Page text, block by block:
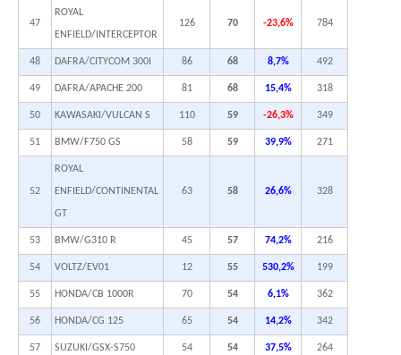
47
ROYAL
ENFIELD/INTERCEPTOR
126 70 -23,6% 784
48 DAFRA/CITYCOM 300I 86 68 8,7% 492
49 DAFRA/APACHE 200 81 68 15,4% 318
50 KAWASAKI/VULCAN S 110 59 -26,3% 349
51 BMW/F750 GS 58 59 39,9% 271
52
ROYAL
ENFIELD/CONTINENTAL
GT
63 58 26,6% 328
53 BMW/G310 R 45 57 74,2% 216
54 VOLTZ/EV01 12 55 530,2% 199
55 HONDA/CB 1000R 70 54 6,1% 362
56 HONDA/CG 125 65 54 14,2% 342
57 SUZUKI/GSX-S750 54 54 37,5% 264